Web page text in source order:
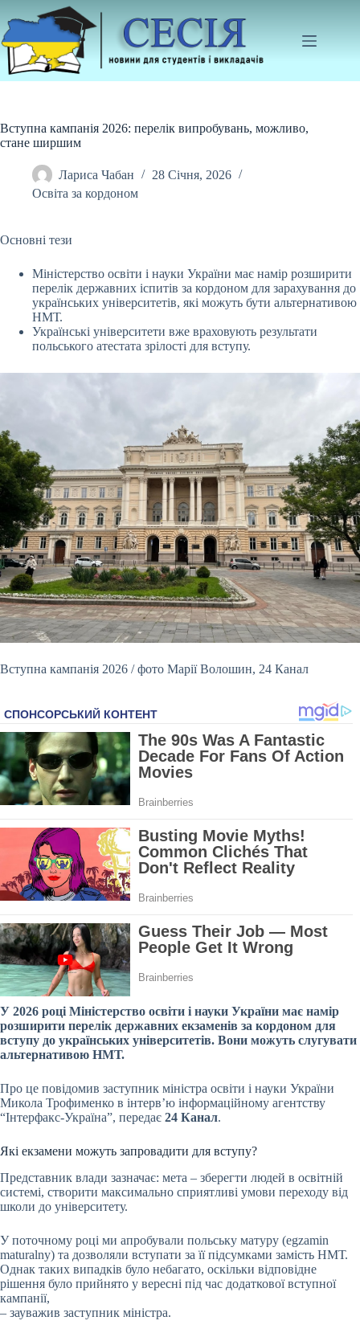
до
вмісту
Вступна кампанія 2026: перелік випробувань, можливо,
стане ширшим
Лариса Чабан
28 Січня, 2026
Освіта за кордоном
Основні тези
Міністерство освіти і науки України має намір розширити
перелік державних іспитів за кордоном для зарахування до
українських університетів, які можуть бути альтернативою
НМТ.
Українські університети вже враховують результати
польського атестата зрілості для вступу.
Вступна кампанія 2026 / фото Марії Волошин, 24 Канал
У 2026 році Міністерство освіти і науки України має намір
розширити перелік державних екзаменів за кордоном для
вступу до українських університетів. Вони можуть слугувати
альтернативою НМТ.
Про це повідомив заступник міністра освіти і науки України
Микола Трофименко в інтерв’ю інформаційному агентству
“Інтерфакс-Україна”, передає 24 Канал.
Які екзамени можуть запровадити для вступу?
Представник влади зазначає: мета – зберегти людей в освітній
системі, створити максимально сприятливі умови переходу від
школи до університету.
У поточному році ми апробували польську матуру (egzamin
maturalny) та дозволяли вступати за її підсумками замість НМТ.
Однак таких випадків було небагато, оскільки відповідне
рішення було прийнято у вересні під час додаткової вступної
кампанії,
– зауважив заступник міністра.